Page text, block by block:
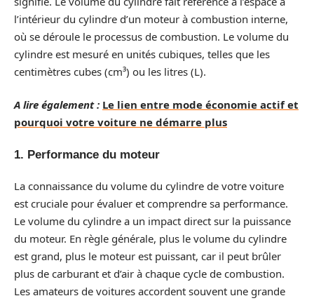
l’intérieur du cylindre d’un moteur à combustion interne,
où se déroule le processus de combustion. Le volume du
cylindre est mesuré en unités cubiques, telles que les
centimètres cubes (cm³) ou les litres (L).
A lire également : Le lien entre mode économie actif et
pourquoi votre voiture ne démarre plus
1. Performance du moteur
La connaissance du volume du cylindre de votre voiture
est cruciale pour évaluer et comprendre sa performance.
Le volume du cylindre a un impact direct sur la puissance
du moteur. En règle générale, plus le volume du cylindre
est grand, plus le moteur est puissant, car il peut brûler
plus de carburant et d’air à chaque cycle de combustion.
Les amateurs de voitures accordent souvent une grande